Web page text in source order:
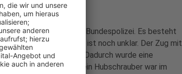
- jetzt ermittelt die Bundespolizei. Es besteht
ausgelöst haben. Wie - ist noch unklar. Der Zug mit
Strommast geprallt. Dadurch wurde eine
einen Schock. Auch ein Hubschrauber war im